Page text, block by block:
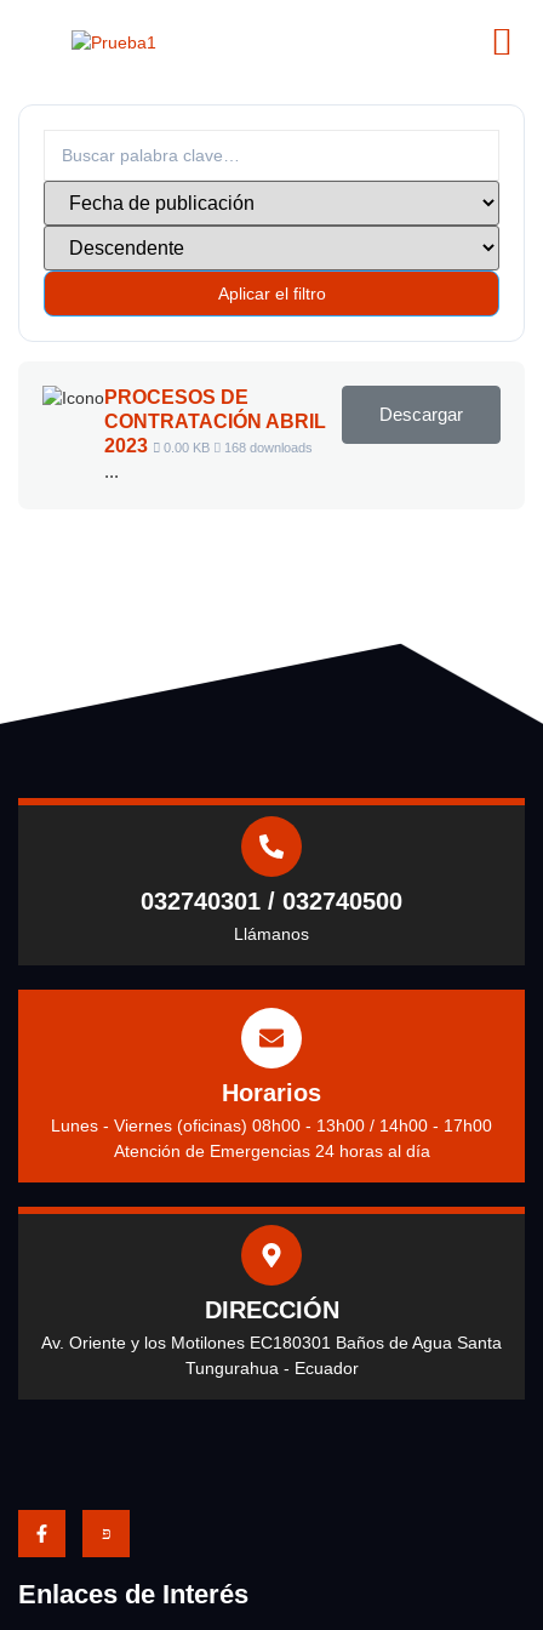
Aplicar el filtro
PROCESOS DE
CONTRATACIÓN ABRIL
2023
0.00 KB 168 downloads
...
Descargar
032740301 / 032740500
Llámanos
Horarios
Lunes - Viernes (oficinas) 08h00 - 13h00 / 14h00 - 17h00
Atención de Emergencias 24 horas al día
DIRECCIÓN
Av. Oriente y los Motilones EC180301 Baños de Agua Santa
Tungurahua - Ecuador
Enlaces de Interés